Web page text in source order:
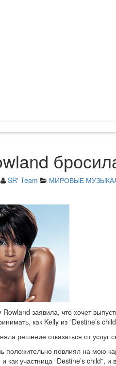
SR' Team МИРОВЫЕ
заявила, что хочет
как Kelly из “Destine’s
решение отказаться от
положительно повлиял на мою
как участница “Destine’s child”,